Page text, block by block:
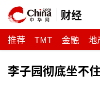
财经
推荐 TMT 金融 地
李子园彻底坐不